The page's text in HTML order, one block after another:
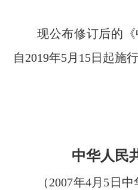
现公布修订后的
自2019年5月15日起施行
中华人民
（2007年4月5日